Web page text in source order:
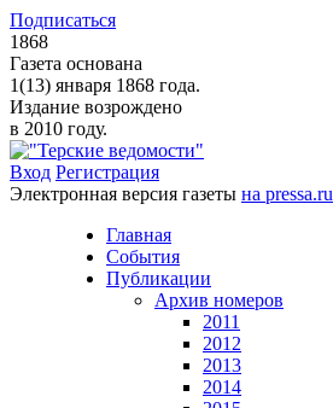
Подписаться
1868
Газета основана
1(13) января 1868 года.
Издание возрождено
в 2010 году.
Вход Регистрация
Электронная версия газеты на pressa.ru
Главная
События
Публикации
Архив номеров
2011
2012
2013
2014